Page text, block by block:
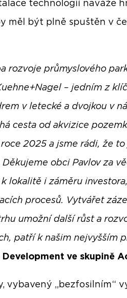
technologií naváže
měl být plně spuštěn v
rozvoje průmyslového
– jedním z
v letecké a dvojkou v
cesta od akvizice
2025 a jsme rádi, že
obci Pavlov za
lokalitě i záměru
procesů. Vytvářet
umožní další růst a
patří k našim nejvyšším
ve skupině
vybavený „bezfosilním“